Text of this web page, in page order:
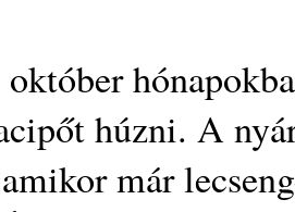
október
húzni. A
már